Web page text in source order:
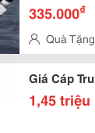
335.000₫
Quà
Giá Cáp
1,45 triệu